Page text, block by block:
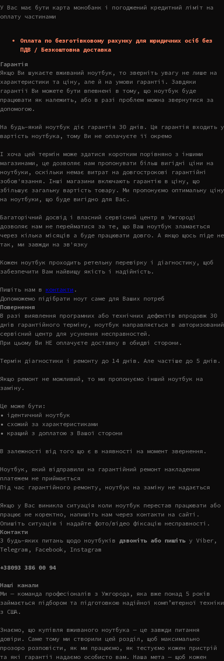
У Вас має бути карта монобанк і погоджений кредитний ліміт на
оплату частинами
Оплата по безготівковому рахунку для юридичних осіб без
ПДВ / Безкоштовна доставка
Гарантія
Якщо Ви шукаєте вживаний ноутбук, то зверніть увагу не лише на
характеристики та ціну, але й на умови гарантії. Завдяки
гарантії Ви можете бути впевнені в тому, що ноутбук буде
працювати як належить, або в разі проблем можна звернутися за
допомогою.
На будь-який ноутбук діє гарантія 30 днів. Ця гарантія входить у
вартість ноутбука, тому Ви не оплачуєте її окремо
І хоча цей термін може здатися коротким порівняно з іншими
магазинами, це дозволяє нам пропонувати більш вигідні ціни на
ноутбуки, оскільки немає витрат на довгострокові гарантійні
зобов'язання. Інші магазини включають гарантію в ціну, що
збільшує загальну вартість товару. Ми пропонуємо оптимальну ціну
на ноутбуки, що буде вигідно для Вас.
Багаторічний досвід і власний сервісний центр в Ужгороді
дозволяє нам не перейматися за те, що Ваш ноутбук зламається
через кілька місяців а буде працювати довго. А якщо щось піде не
так, ми завжди на зв'язку
Кожен ноутбук проходить ретельну перевірку і діагностику, щоб
забезпечити Вам найвищу якість і надійність.
Пишіть нам в контакти .
Допоможемо підібрати ноут саме для Ваших потреб
Повернення
В разі виявлення програмних або технічних дефектів впродовж 30
днів гарантійного терміну, ноутбук направляється в авторизований
сервісний центр для усунення несправностей.
При цьому Ви НЕ оплачуєте доставку в обидві сторони.
Термін діагностики і ремонту до 14 днів. Але частіше до 5 днів.
Якщо ремонт не можливий, то ми пропонуємо інший ноутбук на
заміну.
Це може бути:
• ідентичний ноутбук
• схожий за характеристиками
• кращий з доплатою з Вашої сторони
В залежності від того що є в наявності на момент звернення.
Ноутбук, який відправили на гарантійний ремонт накладеним
платежем не приймається
Під час гарантійного ремонту, ноутбук на заміну не надається
Якщо у Вас виникла ситуація коли ноутбук перестав працювати або
працює не коректно, напишіть нам через контакти на сайті.
Опишіть ситуацію і надайте фото/відео фіксацію несправності.
Контакти
З будь-яких питань щодо ноутбуків дзвоніть або пишіть у Viber,
Telegram, Facebook, Instagram
+38093 386 00 94
Наші канали
Ми — команда професіоналів з Ужгорода, яка вже понад 5 років
займається підбором та підготовкою надійної комп’ютерної техніки
з США.
Знаємо, що купівля вживаного ноутбука — це завжди питання
довіри. Саме тому ми створили цей розділ, щоб максимально
прозоро розповісти, як ми працюємо, як тестуємо кожен пристрій
та які гарантії надаємо особисто вам. Наша мета — щоб кожен